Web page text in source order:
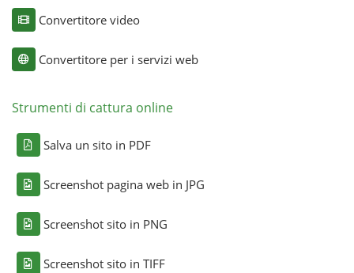
Convertitore video
Convertitore per i servizi web
Strumenti di cattura online
Salva un sito in PDF
Screenshot pagina web in JPG
Screenshot sito in PNG
Screenshot sito in TIFF